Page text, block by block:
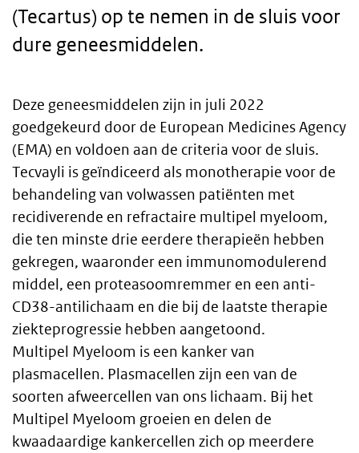
(Tecartus) op te nemen in de sluis voor
dure geneesmiddelen.
Body
text
Deze geneesmiddelen zijn in juli 2022
goedgekeurd door de European Medicines Agency
(EMA) en voldoen aan de criteria voor de sluis.
Tecvayli is geïndiceerd als monotherapie voor de
behandeling van volwassen patiënten met
recidiverende en refractaire multipel myeloom,
die ten minste drie eerdere therapieën hebben
gekregen, waaronder een immunomodulerend
middel, een proteasoomremmer en een anti-
CD38-antilichaam en die bij de laatste therapie
ziekteprogressie hebben aangetoond.
Multipel Myeloom is een kanker van
plasmacellen. Plasmacellen zijn een van de
soorten afweercellen van ons lichaam. Bij het
Multipel Myeloom groeien en delen de
kwaadaardige kankercellen zich op meerdere